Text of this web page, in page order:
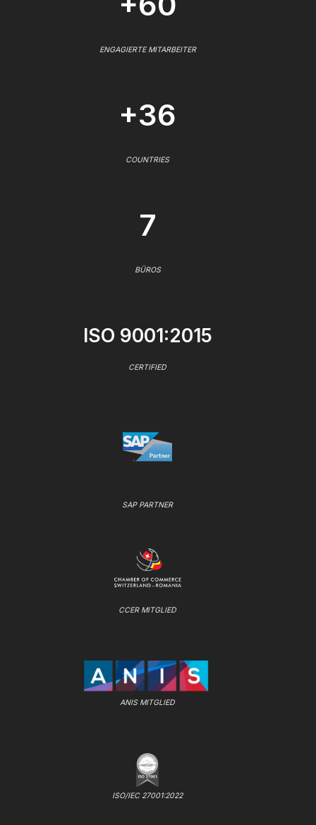
ENGAGIERTE MITARBEITER
+36
COUNTRIES
7
BÜROS
ISO 9001:2015
CERTIFIED
SAP PARTNER
CCER MITGLIED
ANIS MITGLIED
ISO/IEC 27001:2022